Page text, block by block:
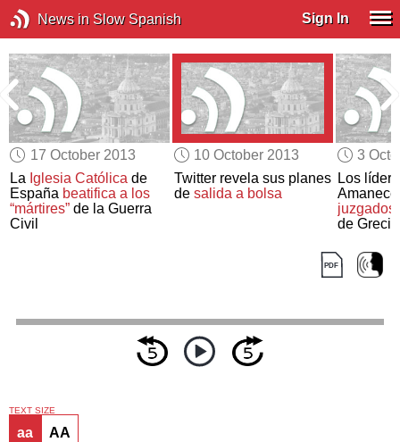
News in Slow Spanish Sign In
17 October 2013
La Iglesia Católica de
España beatifica a los
“mártires” de la Guerra
Civil
10 October 2013
Twitter revela sus planes
de salida a bolsa
3
Los
juzgados
de Grecia
TEXT SIZE
aa AA